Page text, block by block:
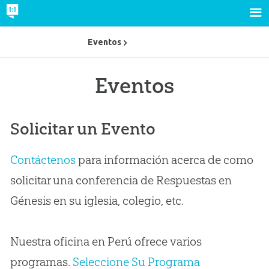
Eventos
Solicitar un Evento
Contáctenospara información acerca de como
solicitar una conferencia de Respuestas en
Génesis en su iglesia, colegio, etc.
Nuestra oficina en Perú ofrece varios
programas. Seleccione Su Programa
Eventos